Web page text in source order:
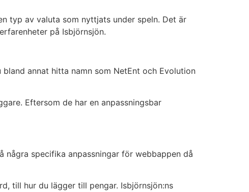
typ av valuta som nyttjats under speln. Det är
på Isbjörnsjön.
annat hitta namn som NetEnt och Evolution
Eftersom de har en anpassningsbar
specifika anpassningar för webbappen då
till hur du lägger till pengar. Isbjörnsjön:ns